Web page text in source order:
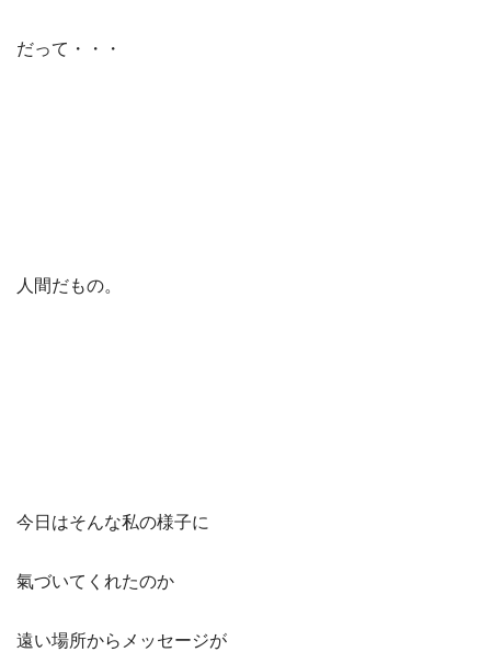
だって・・・
人間だもの。
今日はそんな私の様子に
氣づいてくれたのか
遠い場所からメッセージが